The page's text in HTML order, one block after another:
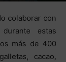
colaborar con
estas
más de 400
cacao,